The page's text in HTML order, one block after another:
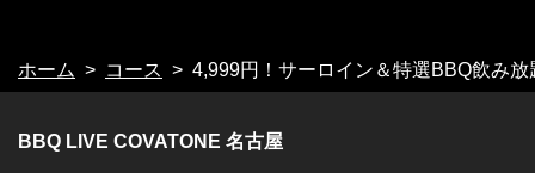
ホーム コース 4,999円！サーロイン＆特選BBQ飲み
BBQ LIVE COVATONE 名古屋